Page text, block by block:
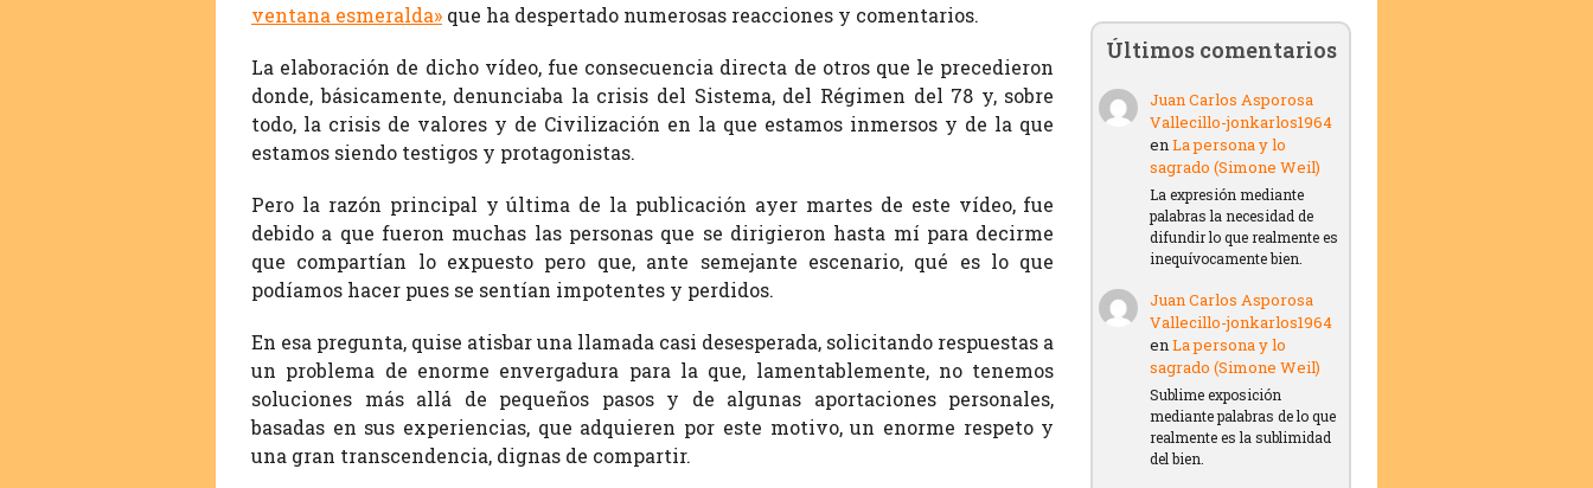
ventana esmeralda» que ha despertado numerosas reacciones y comentarios.
La elaboración de dicho vídeo, fue consecuencia directa de otros que le precedieron
donde, básicamente, denunciaba la crisis del Sistema, del Régimen del 78 y, sobre
todo, la crisis de valores y de Civilización en la que estamos inmersos y de la que
estamos siendo testigos y protagonistas.
Pero la razón principal y última de la publicación ayer martes de este vídeo, fue
debido a que fueron muchas las personas que se dirigieron hasta mí para decirme
que compartían lo expuesto pero que, ante semejante escenario, qué es lo que
podíamos hacer pues se sentían impotentes y perdidos.
En esa pregunta, quise atisbar una llamada casi desesperada, solicitando respuestas a
un problema de enorme envergadura para la que, lamentablemente, no tenemos
soluciones más allá de pequeños pasos y de algunas aportaciones personales,
basadas en sus experiencias, que adquieren por este motivo, un enorme respeto y
una gran transcendencia, dignas de compartir.
Últimos comentarios
Juan Carlos Asporosa
Vallecillo-jonkarlos1964
enLa persona y lo
sagrado (Simone Weil)
La expresión mediante
palabras la necesidad de
difundir lo que realmente es
inequívocamente bien.
Juan Carlos Asporosa
Vallecillo-jonkarlos1964
enLa persona y lo
sagrado (Simone Weil)
Sublime exposición
mediante palabras de lo que
realmente es la sublimidad
del bien.